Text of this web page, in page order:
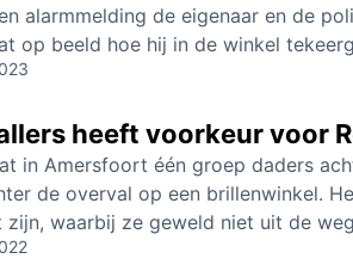
alarmmelding de eigenaar en de
op beeld hoe hij in de winkel
heeft voorkeur voor
in Amersfoort één groep daders
de overval op een brillenwinkel.
zijn, waarbij ze geweld niet uit de